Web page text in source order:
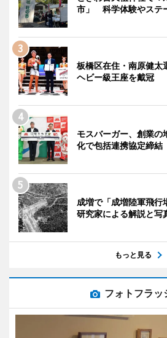
市」 科学体験やステ
板橋区在住・南原健太
ヘビー級王座を戴冠
モスバーガー、創業の
化で包括連携協定締結
成増で「成増陸軍飛
研究家による解説と写
もっと見る
フォトフラッ